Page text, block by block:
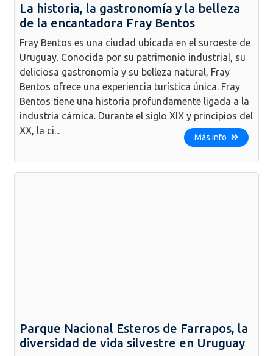
La historia, la gastronomía y la belleza
de la encantadora Fray Bentos
Fray Bentos es una ciudad ubicada en el suroeste de
Uruguay. Conocida por su patrimonio industrial, su
deliciosa gastronomía y su belleza natural, Fray
Bentos ofrece una experiencia turística única. Fray
Bentos tiene una historia profundamente ligada a la
industria cárnica. Durante el siglo XIX y principios del
XX, la ci...
Más info
Parque Nacional Esteros de Farrapos, la
diversidad de vida silvestre en Uruguay